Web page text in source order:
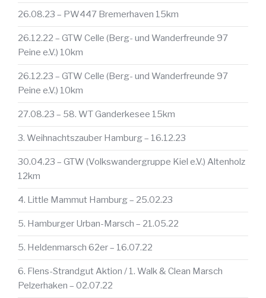
26.08.23 – PW447 Bremerhaven 15km
26.12.22 – GTW Celle (Berg- und Wanderfreunde 97
Peine e.V.) 10km
26.12.23 – GTW Celle (Berg- und Wanderfreunde 97
Peine e.V.) 10km
27.08.23 – 58. WT Ganderkesee 15km
3. Weihnachtszauber Hamburg – 16.12.23
30.04.23 – GTW (Volkswandergruppe Kiel e.V.) Altenholz
12km
4. Little Mammut Hamburg – 25.02.23
5. Hamburger Urban-Marsch – 21.05.22
5. Heldenmarsch 62er – 16.07.22
6. Flens-Strandgut Aktion / 1. Walk & Clean Marsch
Pelzerhaken – 02.07.22